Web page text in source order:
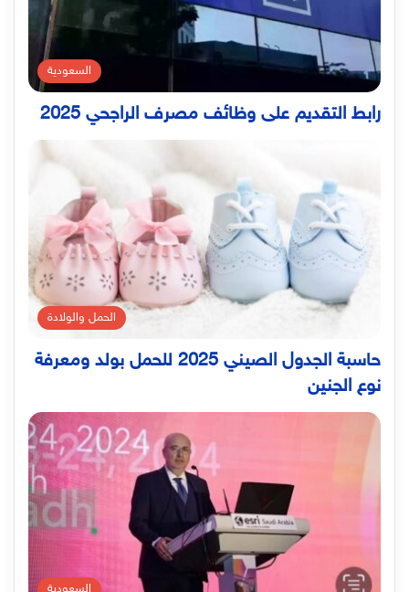
السعودية
رابط التقديم على وظائف مصرف الراجحي 2025
الحمل والولادة
حاسبة الجدول الصيني 2025 للحمل بولد ومعرفة
نوع الجنين